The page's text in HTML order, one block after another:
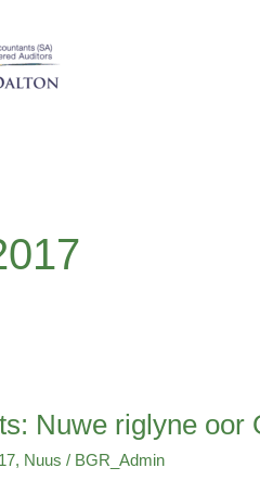
Nuwe riglyne oor
, Nuus / BGR_Admin